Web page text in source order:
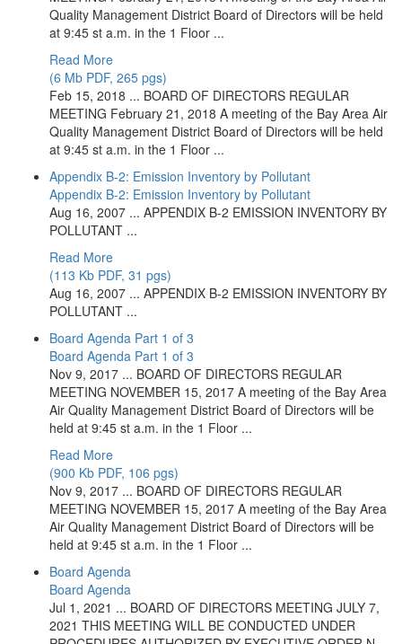
Quality Management District Board of Directors will be held
at 9:45 st a.m. in the 1 Floor ...
Read More
(6 Mb PDF, 265 pgs)
Feb 15, 2018 ... BOARD OF DIRECTORS REGULAR
MEETING February 21, 2018 A meeting of the Bay Area Air
Quality Management District Board of Directors will be held
at 9:45 st a.m. in the 1 Floor ...
Appendix B-2: Emission Inventory by Pollutant
Appendix B-2: Emission Inventory by Pollutant
Aug 16, 2007 ... APPENDIX B-2 EMISSION INVENTORY BY
POLLUTANT ...
Read More
(113 Kb PDF, 31 pgs)
Aug 16, 2007 ... APPENDIX B-2 EMISSION INVENTORY BY
POLLUTANT ...
Board Agenda Part 1 of 3
Board Agenda Part 1 of 3
Nov 9, 2017 ... BOARD OF DIRECTORS REGULAR
MEETING NOVEMBER 15, 2017 A meeting of the Bay Area
Air Quality Management District Board of Directors will be
held at 9:45 st a.m. in the 1 Floor ...
Read More
(900 Kb PDF, 106 pgs)
Nov 9, 2017 ... BOARD OF DIRECTORS REGULAR
MEETING NOVEMBER 15, 2017 A meeting of the Bay Area
Air Quality Management District Board of Directors will be
held at 9:45 st a.m. in the 1 Floor ...
Board Agenda
Board Agenda
Jul 1, 2021 ... BOARD OF DIRECTORS MEETING JULY 7,
2021 THIS MEETING WILL BE CONDUCTED UNDER